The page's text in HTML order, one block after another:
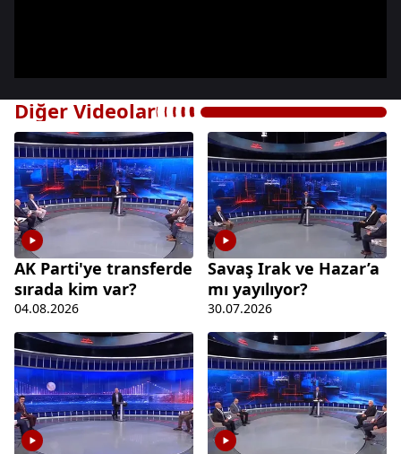
Diğer Videolar
AK Parti'ye transferde
sırada kim var?
04.08.2026
Savaş Irak ve Hazar’a
mı yayılıyor?
30.07.2026